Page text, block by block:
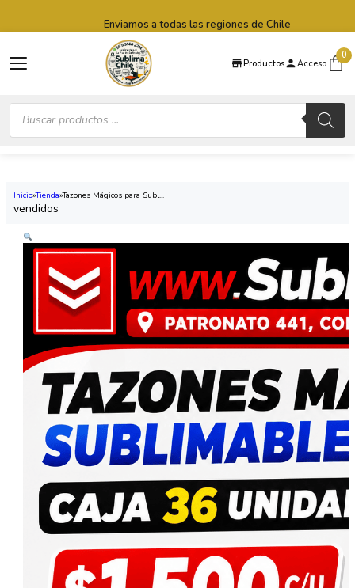
Productos Acceso
0
Búsqueda
productos
Enviamos a todas las regiones de Chile
Inicio Tienda Tazones Mágicos para Subl...
vendidos